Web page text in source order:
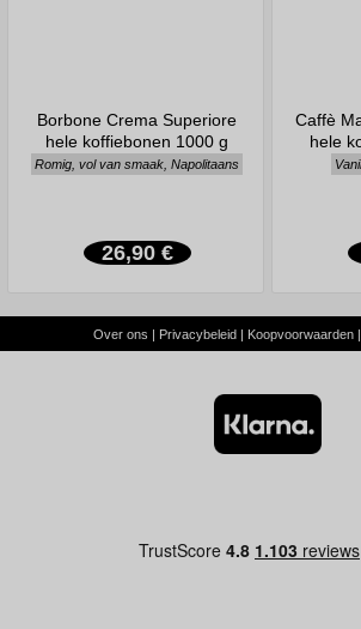
Borbone Crema Superiore
hele koffiebonen 1000 g
Romig, vol van smaak, Napolitaans
26,90 €
Caffè
hele
Over ons | Privacybeleid| Koopvoorwaarden|